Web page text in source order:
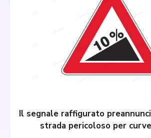
Il segnale raffigurato
strada pericoloso per